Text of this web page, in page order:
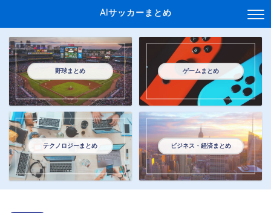
AIサッカーまとめ
野球まとめ ゲームまとめ
テクノロジーまとめ ビジネス・経済まとめ